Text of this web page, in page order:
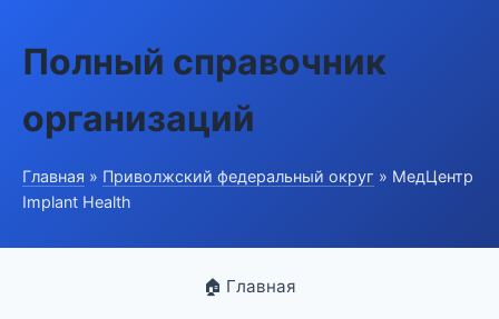
Полный справочник
организаций
Главная » Приволжский федеральный округ » МедЦентр
Implant Health
🏠 Главная